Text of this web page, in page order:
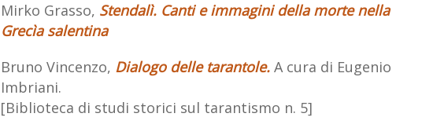
Mirko Grasso, Stendalì. Canti e immagini della morte nella
Grecìa salentina
Bruno Vincenzo, Dialogo delle tarantole.A cura di Eugenio
Imbriani.
[Biblioteca di studi storici sul tarantismo n. 5]